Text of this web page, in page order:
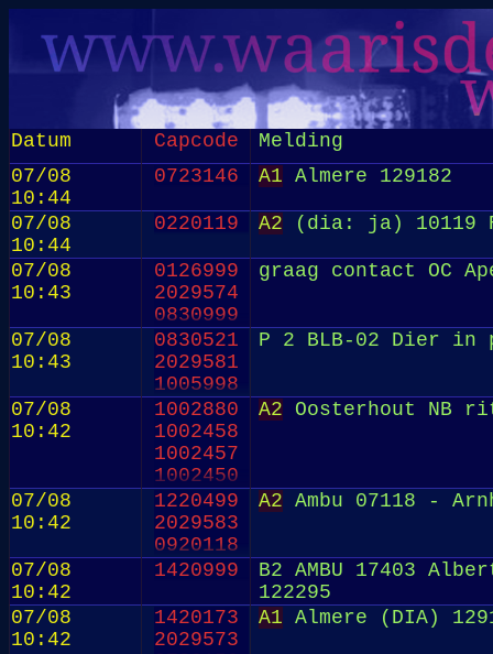
Datum Capcode
Melding
07/08
10:44
0723146 A1 Almere 129182
07/08
10:44
0220119 A2 (dia: ja) 10119
07/08
10:43
0126999
2029574
0830999
graag contact OC
07/08
10:43
0830521
2029581
1005998
P 2 BLB-02 Dier in
07/08
10:42
1002880
1002458
1002457
1002450
2029576
1220631
A2 Oosterhout NB
07/08
10:42
1220499
2029583
0920118
A2 Ambu 07118 -
07/08
10:42
1420999
B2 AMBU 17403
122295
07/08
10:42
1420173
2029573
A1 Almere (DIA)